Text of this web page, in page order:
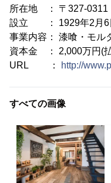
所在地 ： 〒327-
設立 ： 1929年2月6
事業内容： 漆喰・モル
資本金 ： 2,000万円(
URL ：
http://
すべての画像